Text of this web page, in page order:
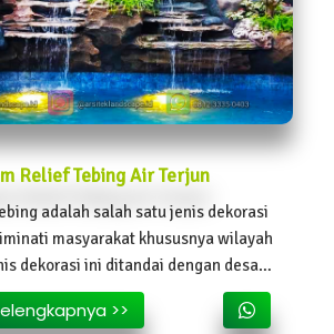
Relief Tebing Air Terjun
adalah salah satu jenis dekorasi
masyarakat khususnya wilayah
dekorasi ini ditandai dengan desain
tebing pada bagian dindingnya.
bagian dasar dibuat kolam untuk
>>